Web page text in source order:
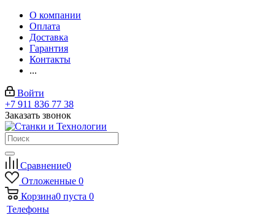
О компании
Оплата
Доставка
Гарантия
Контакты
...
Войти
+7 911 836 77 38
Заказать звонок
Сравнение0
Отложенные 0
Корзина0 пуста 0
Телефоны